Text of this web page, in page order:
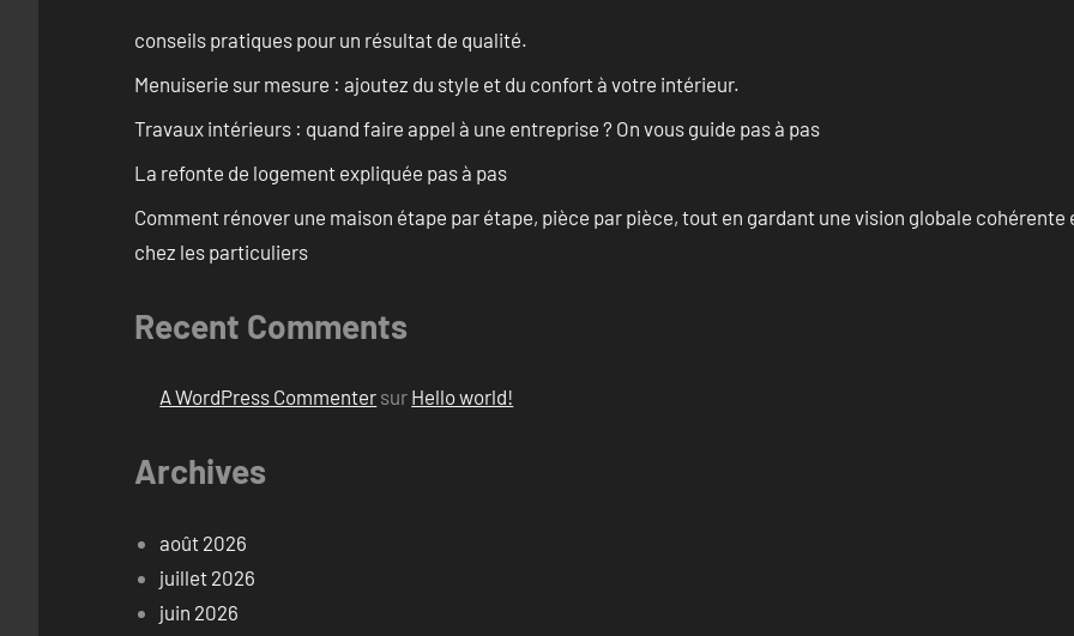
conseils pratiques pour un résultat de qualité.
Menuiserie sur mesure : ajoutez du style et du confort à votre intérieur.
Travaux intérieurs : quand faire appel à une entreprise ? On vous guide pas à pas
La refonte de logement expliquée pas à pas
Comment rénover une maison étape par étape, pièce par pièce, tout en gardant une vision globale
chez les particuliers
Recent Comments
A WordPress Commenter sur Hello world!
Archives
août 2026
juillet 2026
juin 2026